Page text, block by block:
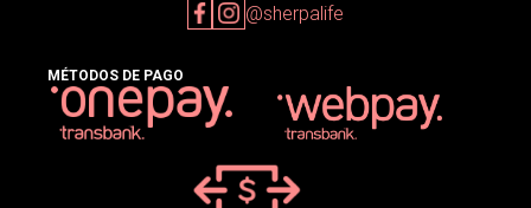
@sherpalife
MÉTODOS DE PAGO